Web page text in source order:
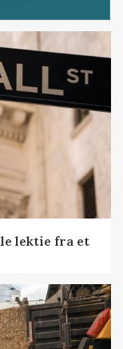
lektie fra et